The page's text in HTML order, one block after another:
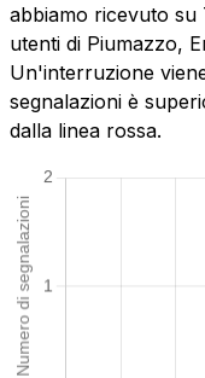
abbiamo ricevuto su
utenti di Piumazzo,
Un'interruzione
segnalazioni è
dalla linea rossa.